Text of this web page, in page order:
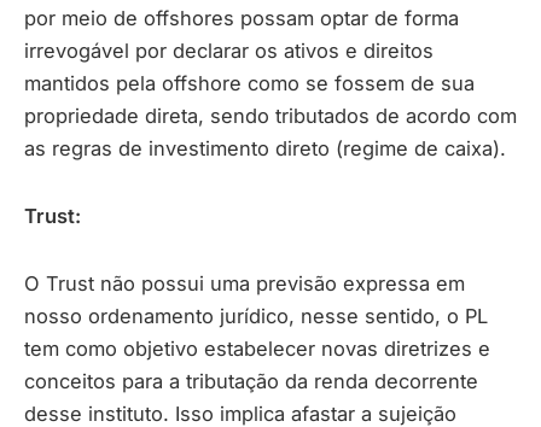
por meio de offshores possam optar de forma
irrevogável por declarar os ativos e direitos
mantidos pela offshore como se fossem de sua
propriedade direta, sendo tributados de acordo com
as regras de investimento direto (regime de caixa).
Trust:
O Trust não possui uma previsão expressa em
nosso ordenamento jurídico, nesse sentido, o PL
tem como objetivo estabelecer novas diretrizes e
conceitos para a tributação da renda decorrente
desse instituto. Isso implica afastar a sujeição